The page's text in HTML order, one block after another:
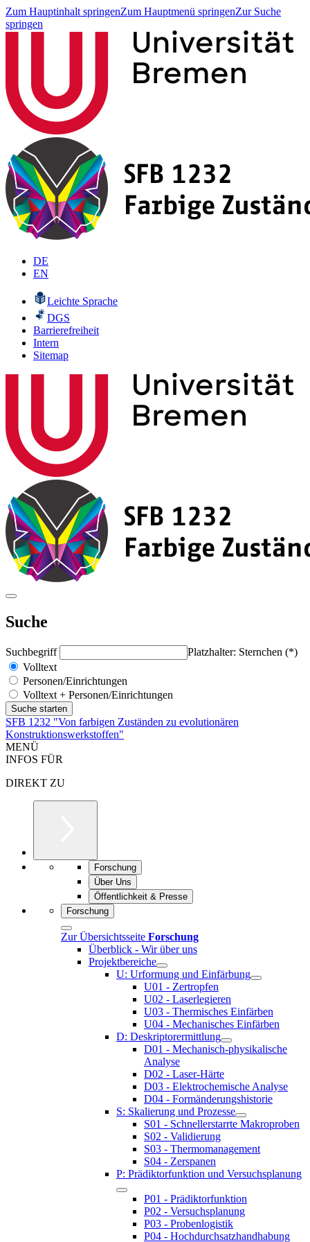
Zum Hauptinhalt springenZum Hauptmenü springenZur Suche
springen
DE
EN
Leichte Sprache
DGS
Barrierefreiheit
Intern
Sitemap
Suche
Suchbegriff
Platzhalter: Sternchen (*)
Volltext
Personen/Einrichtungen
Volltext + Personen/Einrichtungen
SFB 1232 "Von farbigen Zuständen zu evolutionären
Konstruktionswerkstoffen"
MENÜ
INFOS FÜR
DIREKT ZU
Forschung
Über Uns
Öffentlichkeit & Presse
Forschung
Zur Übersichtsseite Forschung
Überblick - Wir über uns
Projektbereiche
U: Urformung und Einfärbung
U01 - Zertropfen
U02 - Laserlegieren
U03 - Thermisches Einfärben
U04 - Mechanisches Einfärben
D: Deskriptorermittlung
D01 - Mechanisch-physikalische
Analyse
D02 - Laser-Härte
D03 - Elektrochemische Analyse
D04 - Formänderungshistorie
S: Skalierung und Prozesse
S01 - Schnellerstarrte Makroproben
S02 - Validierung
S03 - Thermomanagement
S04 - Zerspanen
P: Prädiktorfunktion und Versuchsplanung
P01 - Prädiktorfunktion
P02 - Versuchsplanung
P03 - Probenlogistik
P04 - Hochdurchsatzhandhabung